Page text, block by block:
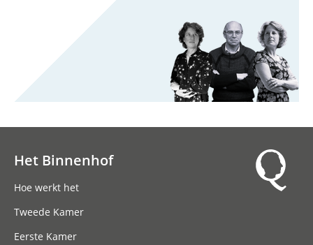
Het Binnenhof
Hoe werkt het
Tweede Kamer
Eerste Kamer